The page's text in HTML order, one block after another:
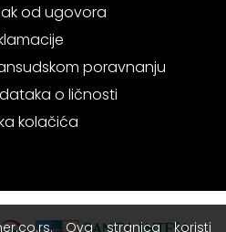
od ugovora
poravnanju
o ličnosti
kolačića
Ova stranica koristi